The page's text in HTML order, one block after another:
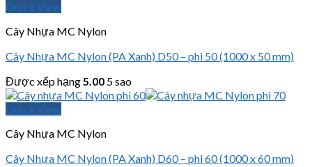
Quick View
Cây Nhựa MC Nylon
Cây Nhựa MC Nylon (PA Xanh) D50 – phi 50 (1000 x 50 mm)
Được xếp hạng5.00 5 sao
Quick View
Cây Nhựa MC Nylon
Cây Nhựa MC Nylon (PA Xanh) D60 – phi 60 (1000 x 60 mm)